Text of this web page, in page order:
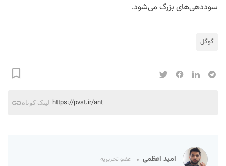
سوددهی‌های بزرگ می‌شود.
گوگل
لینک کوتاه https://pvst.ir/ant
امید اعظمی عضو تحریریه